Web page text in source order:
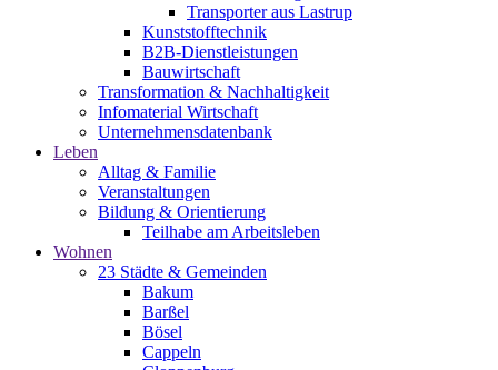
Transporter aus Lastrup
Kunststofftechnik
B2B-Dienstleistungen
Bauwirtschaft
Transformation & Nachhaltigkeit
Infomaterial Wirtschaft
Unternehmensdatenbank
Leben
Alltag & Familie
Veranstaltungen
Bildung & Orientierung
Teilhabe am Arbeitsleben
Wohnen
23 Städte & Gemeinden
Bakum
Barßel
Bösel
Cappeln